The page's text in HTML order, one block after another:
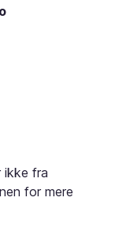
ikke fra
for mere